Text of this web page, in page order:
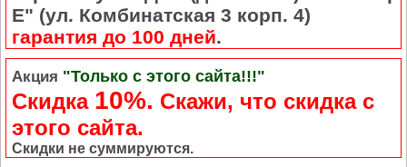
Е" (ул. Комбинатская 3 корп. 4)
гарантия до 100 дней.
Акция "Только с этого сайта!!!"
Скидка 10%. Cкажи, что скидка с
этого сайта.
Скидки не суммируются.